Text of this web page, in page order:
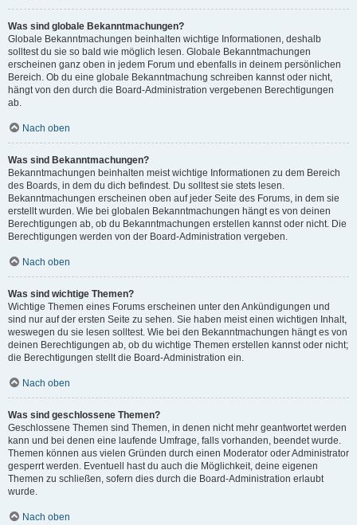
Was sind globale Bekanntmachungen?
Globale Bekanntmachungen beinhalten wichtige Informationen, deshalb
solltest du sie so bald wie möglich lesen. Globale Bekanntmachungen
erscheinen ganz oben in jedem Forum und ebenfalls in deinem persönlichen
Bereich. Ob du eine globale Bekanntmachung schreiben kannst oder nicht,
hängt von den durch die Board-Administration vergebenen Berechtigungen
ab.
Nach oben
Was sind Bekanntmachungen?
Bekanntmachungen beinhalten meist wichtige Informationen zu dem Bereich
des Boards, in dem du dich befindest. Du solltest sie stets lesen.
Bekanntmachungen erscheinen oben auf jeder Seite des Forums, in dem sie
erstellt wurden. Wie bei globalen Bekanntmachungen hängt es von deinen
Berechtigungen ab, ob du Bekanntmachungen erstellen kannst oder nicht. Die
Berechtigungen werden von der Board-Administration vergeben.
Nach oben
Was sind wichtige Themen?
Wichtige Themen eines Forums erscheinen unter den Ankündigungen und
sind nur auf der ersten Seite zu sehen. Sie haben meist einen wichtigen Inhalt,
weswegen du sie lesen solltest. Wie bei den Bekanntmachungen hängt es von
deinen Berechtigungen ab, ob du wichtige Themen erstellen kannst oder nicht;
die Berechtigungen stellt die Board-Administration ein.
Nach oben
Was sind geschlossene Themen?
Geschlossene Themen sind Themen, in denen nicht mehr geantwortet werden
kann und bei denen eine laufende Umfrage, falls vorhanden, beendet wurde.
Themen können aus vielen Gründen durch einen Moderator oder Administrator
gesperrt werden. Eventuell hast du auch die Möglichkeit, deine eigenen
Themen zu schließen, sofern dies durch die Board-Administration erlaubt
wurde.
Nach oben